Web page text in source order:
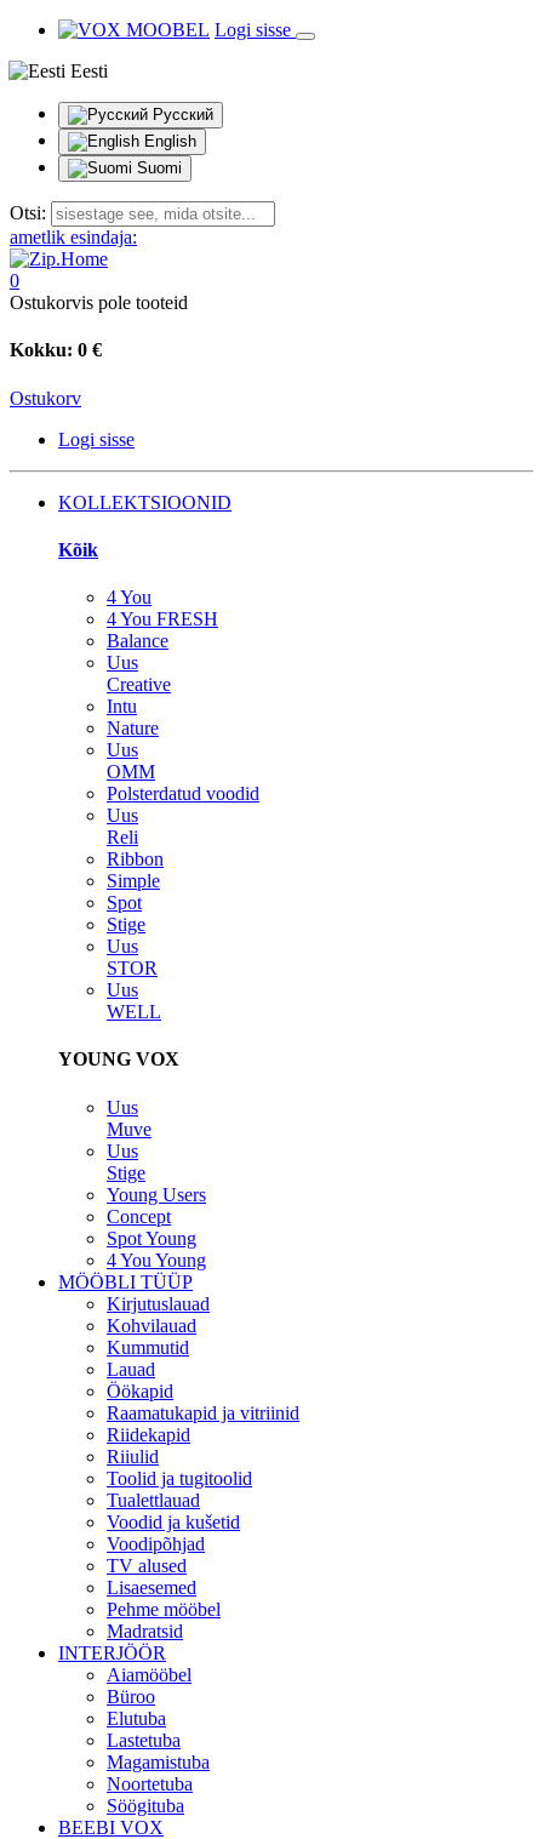
Logi sisse
Eesti
Русский
English
Suomi
Otsi:
ametlik esindaja:
0
Ostukorvis pole tooteid
Kokku: 0 €
Ostukorv
Logi sisse
KOLLEKTSIOONID
Kõik
4 You
4 You FRESH
Balance
Uus
Creative
Intu
Nature
Uus
OMM
Polsterdatud voodid
Uus
Reli
Ribbon
Simple
Spot
Stige
Uus
STOR
Uus
WELL
YOUNG VOX
Uus
Muve
Uus
Stige
Young Users
Concept
Spot Young
4 You Young
MÖÖBLI TÜÜP
Kirjutuslauad
Kohvilauad
Kummutid
Lauad
Öökapid
Raamatukapid ja vitriinid
Riidekapid
Riiulid
Toolid ja tugitoolid
Tualettlauad
Voodid ja kušetid
Voodipõhjad
TV alused
Lisaesemed
Pehme mööbel
Madratsid
INTERJÖÖR
Aiamööbel
Büroo
Elutuba
Lastetuba
Magamistuba
Noortetuba
Söögituba
BEEBI VOX